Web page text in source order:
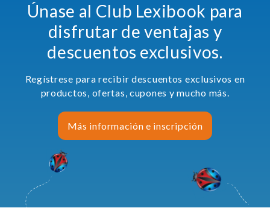
Únase al Club Lexibook para
disfrutar de ventajas y
descuentos exclusivos.
Regístrese para recibir descuentos exclusivos en
productos, ofertas, cupones y mucho más.
Más información e inscripción